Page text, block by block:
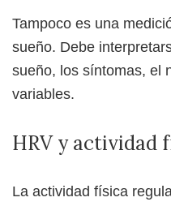
Tampoco es una
sueño. Debe
sueño, los síntomas, el
variables.
HRV y actividad
La actividad física